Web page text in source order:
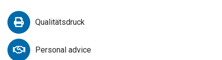
Qualitätsdruck
Personal advice